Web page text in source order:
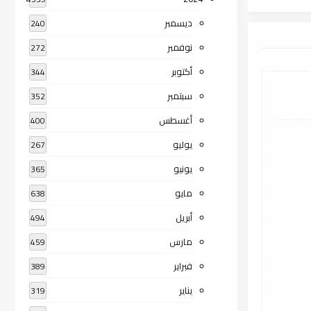
ديسمبر 240
نوفمبر 272
أكتوبر 344
سبتمبر 352
أغسطس 400
يوليو 267
يونيو 365
مايو 638
أبريل 494
مارس 459
فبراير 389
يناير 319